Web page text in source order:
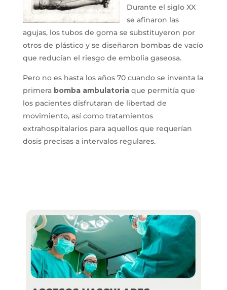
Durante el siglo XX
se afinaron las
agujas, los tubos de goma se substituyeron por
otros de plástico y se diseñaron bombas de vacío
que reducían el riesgo de embolia gaseosa.
Pero no es hasta los años 70 cuando se inventa la
primera bomba ambulatoriaque permitía que
los pacientes disfrutaran de libertad de
movimiento, así como tratamientos
extrahospitalarios para aquellos que requerían
dosis precisas a intervalos regulares.